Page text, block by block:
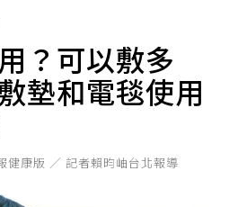
？可以敷多
墊和電毯使用
健康版 ／ 記者賴昀岫台北報導